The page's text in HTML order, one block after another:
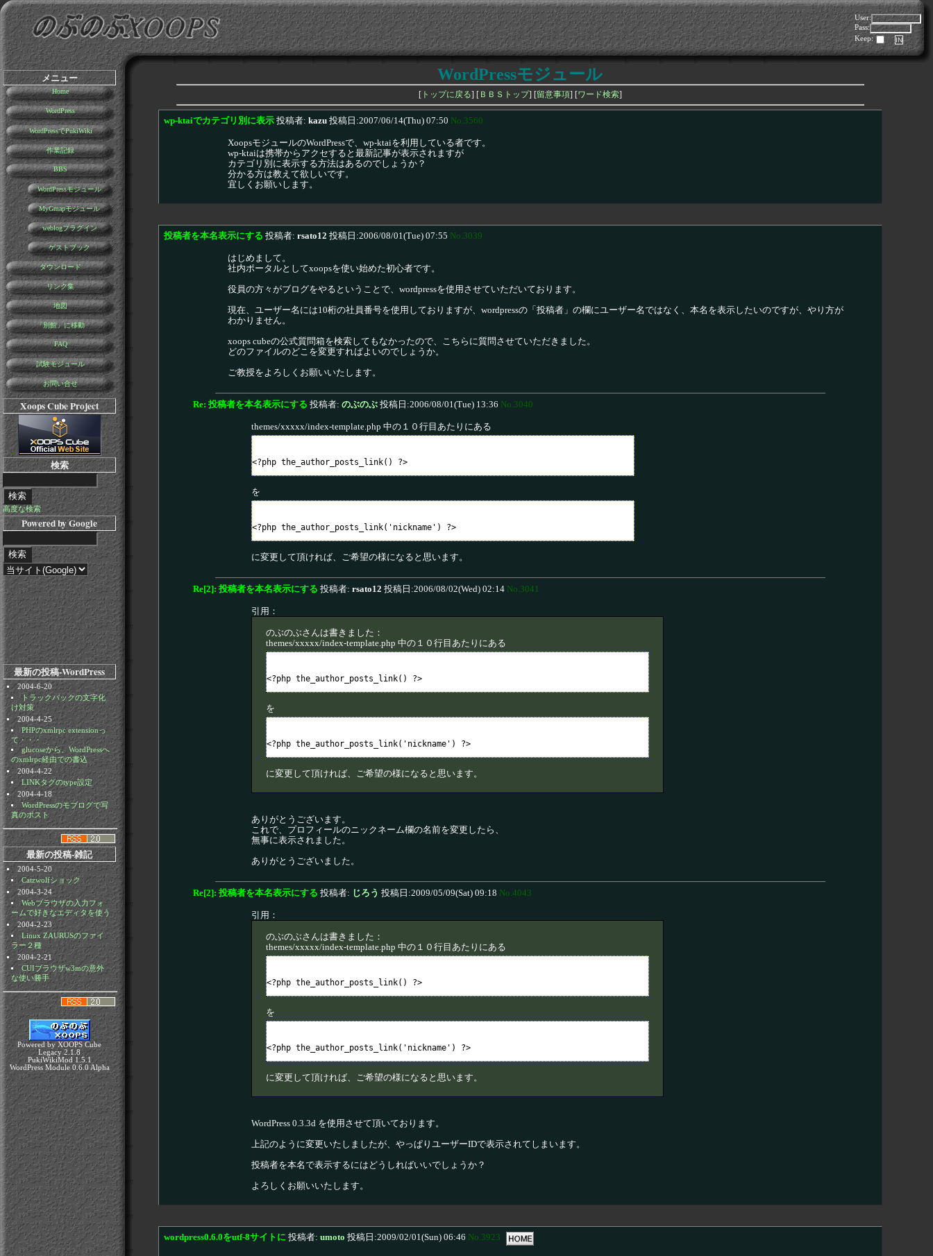
User:
Pass:
Keep:
メニュー
Home
WordPress
WordPressでPukiWiki
作業記録
BBS
WordPressモジュール
MyGmapモジュール
weblogプラグイン
ゲストブック
ダウンロード
リンク集
地図
「別館」に移動
FAQ
試験モジュール
お問い合せ
Xoops Cube Project
検索
高度な検索
Powered by Google
最新の投稿-WordPress
2004-6-20
トラックバックの文字化
け対策
2004-4-25
PHPのxmlrpc extensionっ
て・・・
glucoseから、WordPressへ
のxmlrpc経由での書込
2004-4-22
LINKタグのtype設定
2004-4-18
WordPressのモブログで写
真のポスト
最新の投稿-雑記
2004-5-20
Catzwolfショック
2004-3-24
Webブラウザの入力フォ
ームで好きなエディタを使う
2004-2-23
Linux ZAURUSのファイ
ラー２種
2004-2-21
CUIブラウザw3mの意外
な使い勝手
Powered by XOOPS Cube
Legacy 2.1.8
PukiWikiMod 1.5.1
WordPress Module 0.6.0 Alpha
WordPressモジュール
[トップに戻る] [ＢＢＳトップ] [留意事項] [ワード検索]
wp-ktaiでカテゴリ別に表示投稿者: kazu 投稿日:2007/06/14(Thu) 07:50 No.3560
XoopsモジュールのWordPressで、wp-ktaiを利用している者です。
wp-ktaiは携帯からアクセすると最新記事が表示されますが
カテゴリ別に表示する方法はあるのでしょうか？
分かる方は教えて欲しいです。
宜しくお願いします。
投稿者を本名表示にする 投稿者: rsato12 投稿日:2006/08/01(Tue) 07:55 No.3039
はじめまして。
社内ポータルとしてxoopsを使い始めた初心者です。
役員の方々がブログをやるということで、wordpressを使用させていただいております。
現在、ユーザー名には10桁の社員番号を使用しておりますが、wordpressの「投稿者」の欄にユーザー名ではなく、本名を表示したいのですが、やり方が
わかりません。
xoops cubeの公式質問箱を検索してもなかったので、こちらに質問させていただきました。
どのファイルのどこを変更すればよいのでしょうか。
ご教授をよろしくお願いいたします。
Re: 投稿者を本名表示にする 投稿者: のぶのぶ 投稿日:2006/08/01(Tue) 13:36 No.3040
themes/xxxxx/index-template.php 中の１０行目あたりにある
<?php the_author_posts_link() ?>
を
<?php the_author_posts_link('nickname') ?>
に変更して頂ければ、ご希望の様になると思います。
Re[2]: 投稿者を本名表示にする 投稿者: rsato12 投稿日:2006/08/02(Wed) 02:14 No.3041
引用：
のぶのぶさんは書きました：
themes/xxxxx/index-template.php 中の１０行目あたりにある
<?php the_author_posts_link() ?>
を
<?php the_author_posts_link('nickname') ?>
に変更して頂ければ、ご希望の様になると思います。
ありがとうございます。
これで、プロフィールのニックネーム欄の名前を変更したら、
無事に表示されました。
ありがとうございました。
Re[2]: 投稿者を本名表示にする 投稿者: じろう 投稿日:2009/05/09(Sat) 09:18 No.4043
引用：
のぶのぶさんは書きました：
themes/xxxxx/index-template.php 中の１０行目あたりにある
<?php the_author_posts_link() ?>
を
<?php the_author_posts_link('nickname') ?>
に変更して頂ければ、ご希望の様になると思います。
WordPress 0.3.3d を使用させて頂いております。
上記のように変更いたしましたが、やっぱりユーザーIDで表示されてしまいます。
投稿者を本名で表示するにはどうしればいいでしょうか？
よろしくお願いいたします。
wordpress0.6.0をutf-8サイトに投稿者: umoto 投稿日:2009/02/01(Sun) 06:46 No.3923